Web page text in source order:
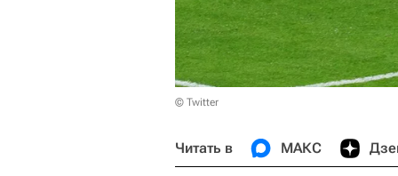
© Twitter
Читать в МАКС